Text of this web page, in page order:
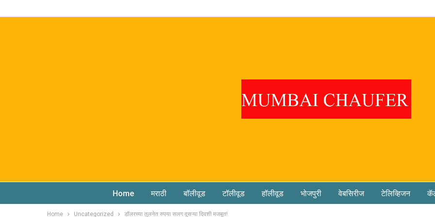
Home मराठी बॉलीवूड टॉलीवूड हॉलीवूड भोजपुरी वेबसिरीज टेलिव्हिजन
Home Uncategorized डॉलरच्या तुलनेत रुपया सलग दुसऱ्या दिवशी मजबूत!